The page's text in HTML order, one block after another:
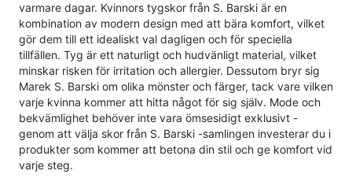
varmare dagar. Kvinnors tygskor från S. Barski är en
kombination av modern design med att bära komfort, vilket
gör dem till ett idealiskt val dagligen och för speciella
tillfällen. Tyg är ett naturligt och hudvänligt material, vilket
minskar risken för irritation och allergier. Dessutom bryr sig
Marek S. Barski om olika mönster och färger, tack vare vilken
varje kvinna kommer att hitta något för sig själv. Mode och
bekvämlighet behöver inte vara ömsesidigt exklusivt -
genom att välja skor från S. Barski -samlingen investerar du i
produkter som kommer att betona din stil och ge komfort vid
varje steg.